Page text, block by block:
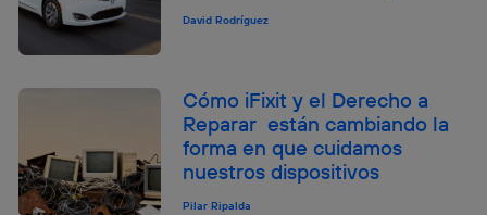
David Rodríguez
Cómo iFixit y el Derecho a
Reparar están cambiando la
forma en que cuidamos
nuestros dispositivos
Pilar Ripalda